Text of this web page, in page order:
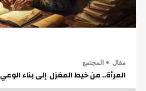
مقال المجتمع
المرأة.. من خيط المغزل إلى بناء الوعي